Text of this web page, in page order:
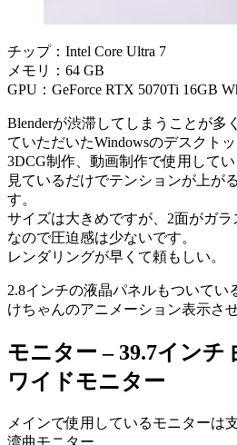
チップ：Intel Core Ultra 7
メモリ：64 GB
GPU：GeForce RTX 5070Ti 16GB
Blenderが渋滞してしまうことが多
ていただいたWindowsのデスクトッ
3DCG制作、動画制作で使用してい
見ているだけでテンションが上が
す。
サイズは大きめですが、2面がガラ
なので圧迫感は少ないです。
レンダリングが早くて頼もしい。
2.8インチの液晶パネルもついてい
けちゃんのアニメーション表示さ
モニター– 39.7インチ
ワイドモニター
メインで使用しているモニターは
湾曲モニター。